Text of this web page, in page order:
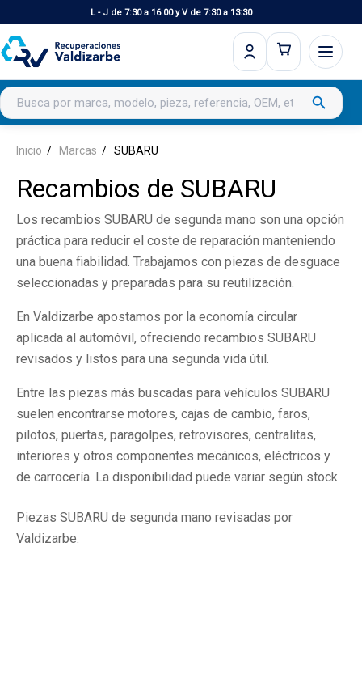
L - J de 7:30 a 16:00 y V de 7:30 a 13:30
Buscar productos search
Inicio Marcas SUBARU
Recambios de SUBARU
Los recambios SUBARU de segunda mano son una opción
práctica para reducir el coste de reparación manteniendo
una buena fiabilidad. Trabajamos con piezas de desguace
seleccionadas y preparadas para su reutilización.
En Valdizarbe apostamos por la economía circular
aplicada al automóvil, ofreciendo recambios SUBARU
revisados y listos para una segunda vida útil.
Entre las piezas más buscadas para vehículos SUBARU
suelen encontrarse motores, cajas de cambio, faros,
pilotos, puertas, paragolpes, retrovisores, centralitas,
interiores y otros componentes mecánicos, eléctricos y
de carrocería. La disponibilidad puede variar según stock.
Piezas SUBARU de segunda mano revisadas por
Valdizarbe.